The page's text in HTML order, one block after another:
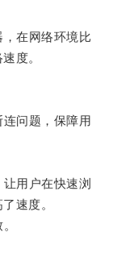
在网络环境比
度。
问题，保障用
用户在快速浏
速度。